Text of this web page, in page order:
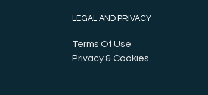
LEGAL AND PRIVACY
Terms Of Use
Privacy & Cookies